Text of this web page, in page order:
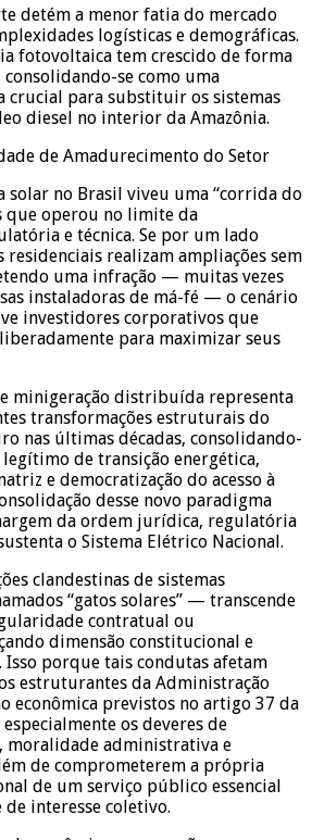
detém a menor fatia do mercado
logísticas e demográficas.
fotovoltaica tem crescido de forma
se como uma
crucial para substituir os sistemas
diesel no interior da Amazônia.
de Amadurecimento do Setor
solar no Brasil viveu uma “corrida do
que operou no limite da
e técnica. Se por um lado
realizam ampliações sem
uma infração — muitas vezes
instaladoras de má-fé — o cenário
investidores corporativos que
para maximizar seus
minigeração distribuída representa
transformações estruturais do
nas últimas décadas, consolidando-
de transição energética,
e democratização do acesso à
desse novo paradigma
da ordem jurídica, regulatória
o Sistema Elétrico Nacional.
clandestinas de sistemas
“gatos solares” — transcende
contratual ou
dimensão constitucional e
porque tais condutas afetam
estruturantes da Administração
econômica previstos no artigo 37 da
os deveres de
moralidade administrativa e
de comprometerem a própria
de um serviço público essencial
interesse coletivo.